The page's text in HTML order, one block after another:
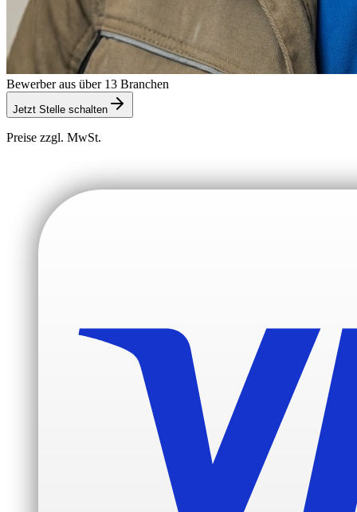
Bewerber aus über 13 Branchen
Jetzt Stelle schalten
Preise zzgl. MwSt.